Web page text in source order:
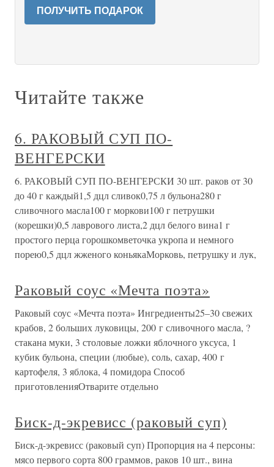
ПОЛУЧИТЬ ПОДАРОК
Читайте также
6. РАКОВЫЙ СУП ПО-
ВЕНГЕРСКИ
6. РАКОВЫЙ СУП ПО-ВЕНГЕРСКИ 30 шт. раков от 30
до 40 г каждый1,5 дцл сливок0,75 л бульона280 г
сливочного масла100 г моркови100 г петрушки
(корешки)0,5 лаврового листа,2 дцл белого вина1 г
простого перца горошкомветочка укропа и немного
порею0,5 дцл жженого коньякаМорковь, петрушку и лук,
Раковый соус «Мечта поэта»
Раковый соус «Мечта поэта» Ингредиенты25–30 свежих
крабов, 2 больших луковицы, 200 г сливочного масла, ?
стакана муки, 3 столовые ложки яблочного уксуса, 1
кубик бульона, специи (любые), соль, сахар, 400 г
картофеля, 3 яблока, 4 помидора Способ
приготовленияОтварите отдельно
Биск-д-экревисс (раковый суп)
Биск-д-экревисс (раковый суп) Пропорция на 4 персоны:
мясо первого сорта 800 граммов, раков 10 шт., вина